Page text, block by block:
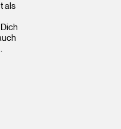
als